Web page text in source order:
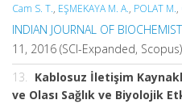
Cam S. T., EŞMEKAYA M. A., POLAT M.,
INDIAN JOURNAL OF
11, 2016 (SCI-Expanded, Scopus)
13. Kablosuz İletişim
ve Olası Sağlık ve Biyolojik